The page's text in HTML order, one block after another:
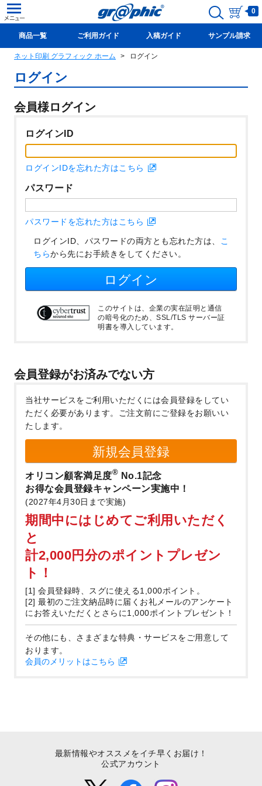
0
商品一覧 ご利用ガイド 入稿ガイド サンプル請求
新規会員登録(無料)
ネット印刷 グラフィック ホーム ログイン
ログイン
会員様ログイン
ログインID
ログインIDを忘れた方はこちら
パスワード
パスワードを忘れた方はこちら
ログインID、パスワードの両方とも忘れた方は、 こ
ちらから先にお手続きをしてください。
ログイン
このサイトは、企業の実在証明と通信
の暗号化のため、SSL/TLS サーバー証
明書を導入しています。
会員登録がお済みでない方
当社サービスをご利用いただくには会員登録をしてい
ただく必要があります。
ご注文前にご登録をお願いい
たします。
新規会員登録
オリコン顧客満足度® No.1記念
お得な会員登録キャンペーン実施中！
(2027年4月30日まで実施)
期間中にはじめてご利用いただく
と
計2,000円分のポイントプレゼン
ト！
[1] 会員登録時、スグに使える1,000ポイント。
[2] 最初のご注文納品時に届くお礼メールのアンケート
にお答えいただくとさらに1,000ポイントプレゼント！
その他にも、さまざまな特典・サービスをご用意して
おります。
会員のメリットはこちら
最新情報やオススメをイチ早くお届け！
公式アカウント